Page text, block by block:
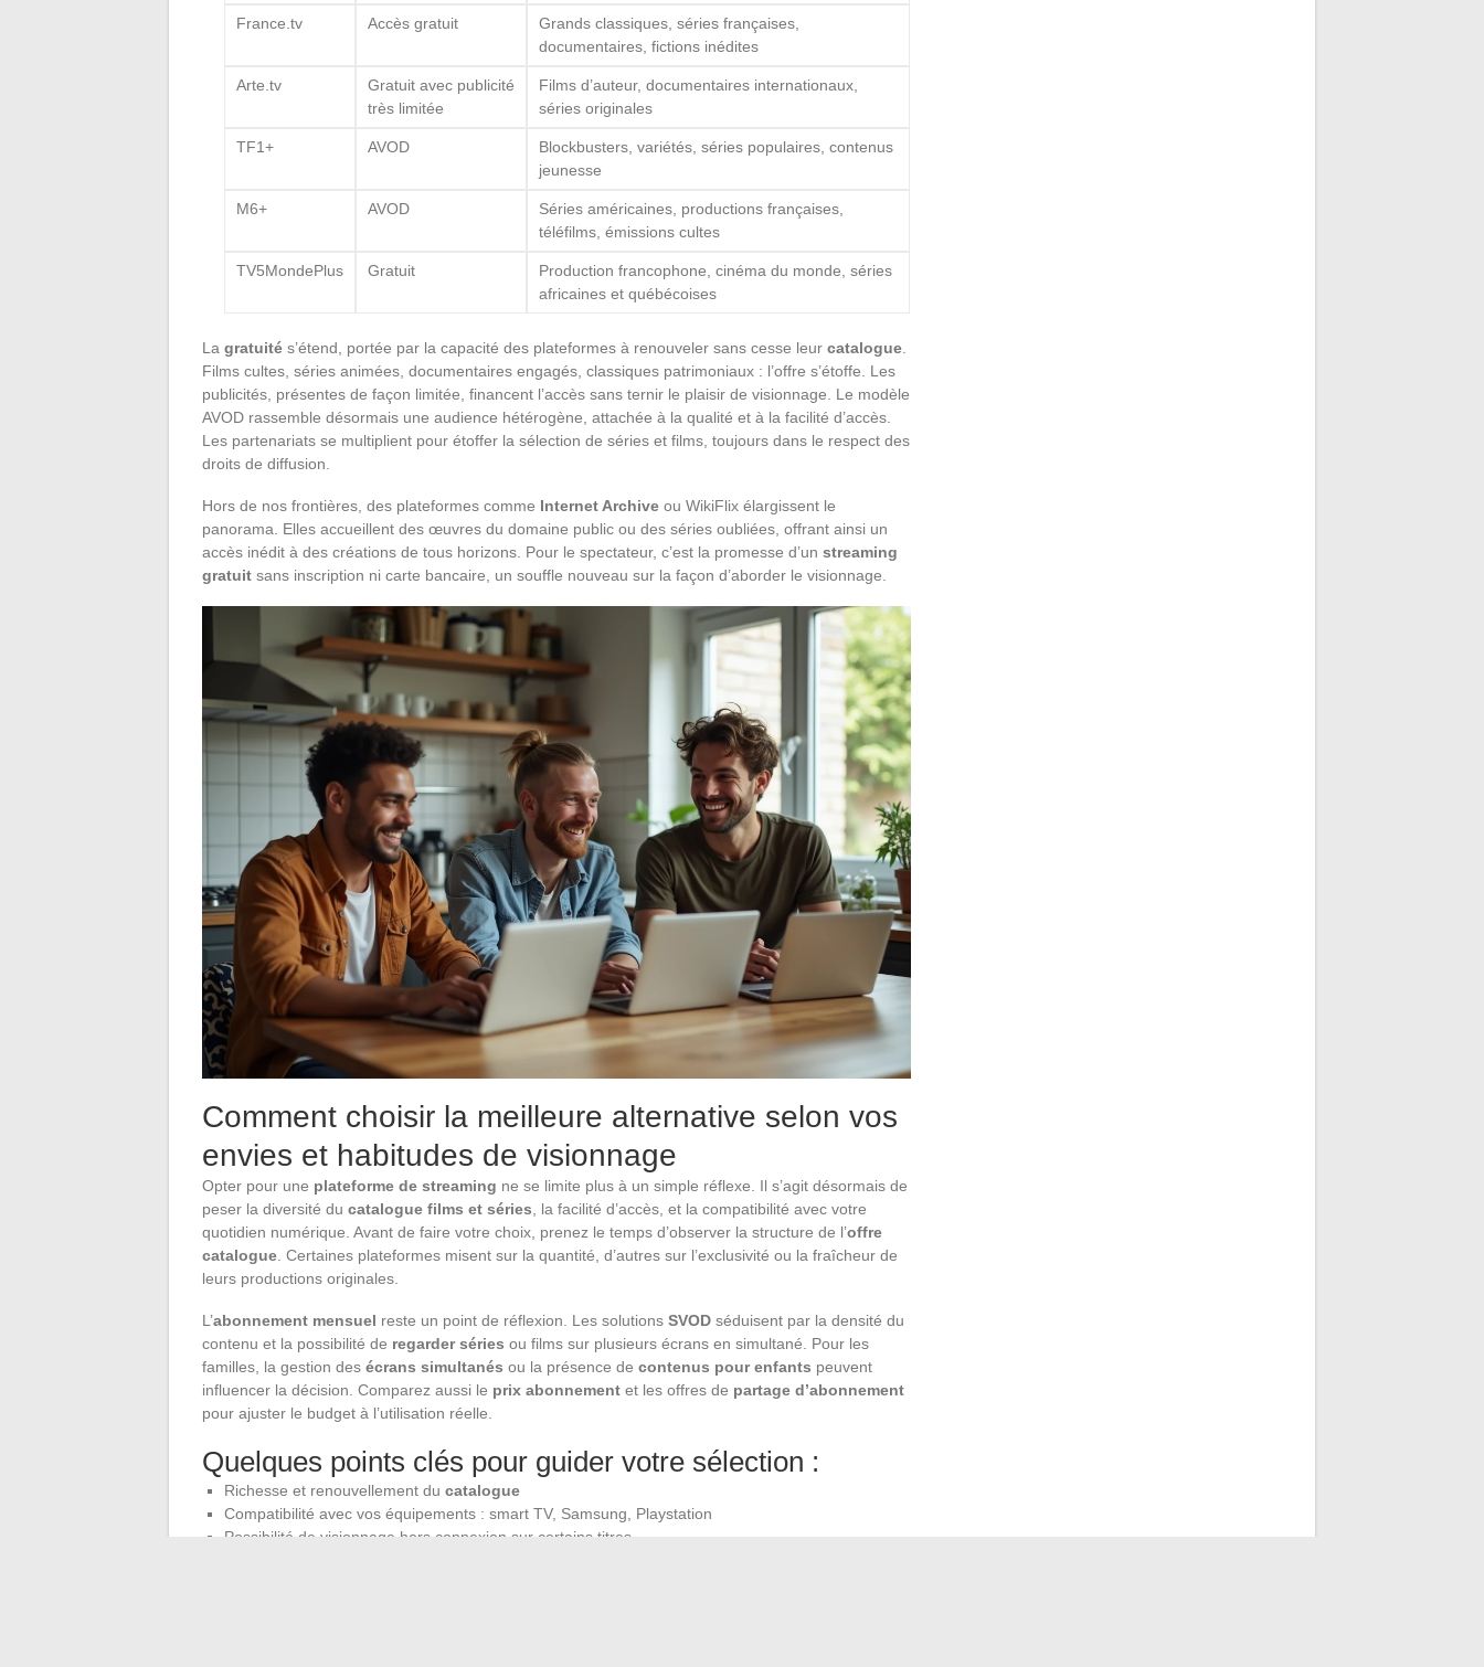
France.tv Accès gratuit
Grands classiques, séries françaises,
documentaires, fictions inédites
Arte.tv
Gratuit avec publicité
très limitée
Films d’auteur, documentaires internationaux,
séries originales
TF1+ AVOD
Blockbusters, variétés, séries populaires, contenus
jeunesse
M6+ AVOD
Séries américaines, productions françaises,
téléfilms, émissions cultes
TV5MondePlus Gratuit
Production francophone, cinéma du monde, séries
africaines et québécoises
La gratuité s’étend, portée par la capacité des plateformes à renouveler sans cesse leur catalogue
Films cultes, séries animées, documentaires engagés, classiques patrimoniaux : l’offre s’étoffe. Les
publicités, présentes de façon limitée, financent l’accès sans ternir le plaisir de visionnage. Le modèle
AVOD rassemble désormais une audience hétérogène, attachée à la qualité et à la facilité d’accès.
Les partenariats se multiplient pour étoffer la sélection de séries et films, toujours dans le respect des
droits de diffusion.
Hors de nos frontières, des plateformes comme Internet Archive ou WikiFlix élargissent le
panorama. Elles accueillent des œuvres du domaine public ou des séries oubliées, offrant ainsi un
accès inédit à des créations de tous horizons. Pour le spectateur, c’est la promesse d’un streaming
gratuit sans inscription ni carte bancaire, un souffle nouveau sur la façon d’aborder le visionnage.
Comment choisir la meilleure alternative selon vos
envies et habitudes de visionnage
Opter pour une plateforme de streaming ne se limite plus à un simple réflexe. Il s’agit désormais de
peser la diversité du catalogue films et séries , la facilité d’accès, et la compatibilité avec votre
quotidien numérique. Avant de faire votre choix, prenez le temps d’observer la structure de l’offre
catalogue . Certaines plateformes misent sur la quantité, d’autres sur l’exclusivité ou la fraîcheur de
leurs productions originales.
L’abonnement mensuel reste un point de réflexion. Les solutions SVOD séduisent par la densité du
contenu et la possibilité de regarder séries ou films sur plusieurs écrans en simultané. Pour les
familles, la gestion des écrans simultanés ou la présence de contenus pour enfants peuvent
influencer la décision. Comparez aussi le prix abonnement et les offres de partage d’abonnement
pour ajuster le budget à l’utilisation réelle.
Quelques points clés pour guider votre sélection :
Richesse et renouvellement du catalogue
Compatibilité avec vos équipements : smart TV, Samsung, Playstation
Possibilité de visionnage hors connexion sur certains titres